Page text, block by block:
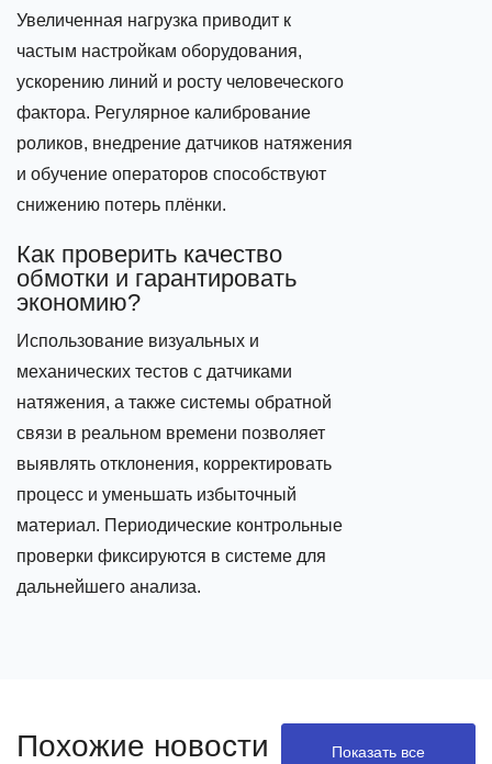
Увеличенная нагрузка приводит к
частым настройкам оборудования,
ускорению линий и росту человеческого
фактора. Регулярное калибрование
роликов, внедрение датчиков натяжения
и обучение операторов способствуют
снижению потерь плёнки.
Как проверить качество
обмотки и гарантировать
экономию?
Использование визуальных и
механических тестов с датчиками
натяжения, а также системы обратной
связи в реальном времени позволяет
выявлять отклонения, корректировать
процесс и уменьшать избыточный
материал. Периодические контрольные
проверки фиксируются в системе для
дальнейшего анализа.
Похожие новости Показать все